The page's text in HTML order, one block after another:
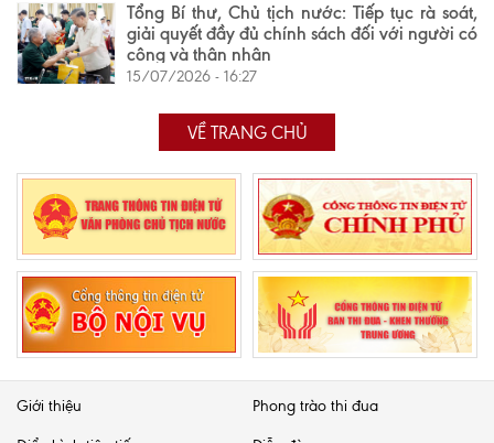
Tổng Bí thư, Chủ tịch nước: Tiếp tục rà soát,
giải quyết đầy đủ chính sách đối với người có
công và thân nhân
15/07/2026 - 16:27
VỀ TRANG CHỦ
Giới thiệu Phong trào thi đua